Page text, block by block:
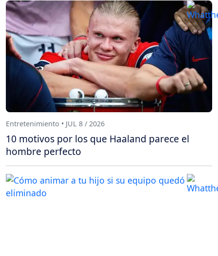
Entretenimiento • JUL 8 / 2026
10 motivos por los que Haaland parece el
hombre perfecto